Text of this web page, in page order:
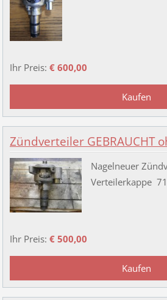
Ihr Preis: € 600,00
Zündverteiler GEBRAUCHT
Nagelneuer
Verteilerkappe
Ihr Preis: € 500,00